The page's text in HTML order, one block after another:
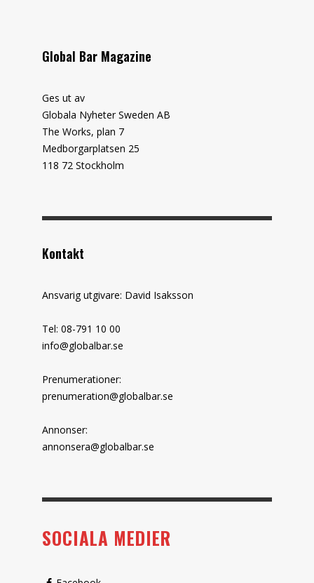
Global Bar Magazine
Ges ut av
Globala Nyheter Sweden AB
The Works, plan 7
Medborgarplatsen 25
118 72 Stockholm
Kontakt
Ansvarig utgivare: David Isaksson
Tel: 08-791 10 00
info@globalbar.se
Prenumerationer:
prenumeration@globalbar.se
Annonser:
annonsera@globalbar.se
SOCIALA MEDIER